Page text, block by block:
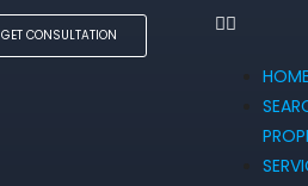
GET CONSULTATION